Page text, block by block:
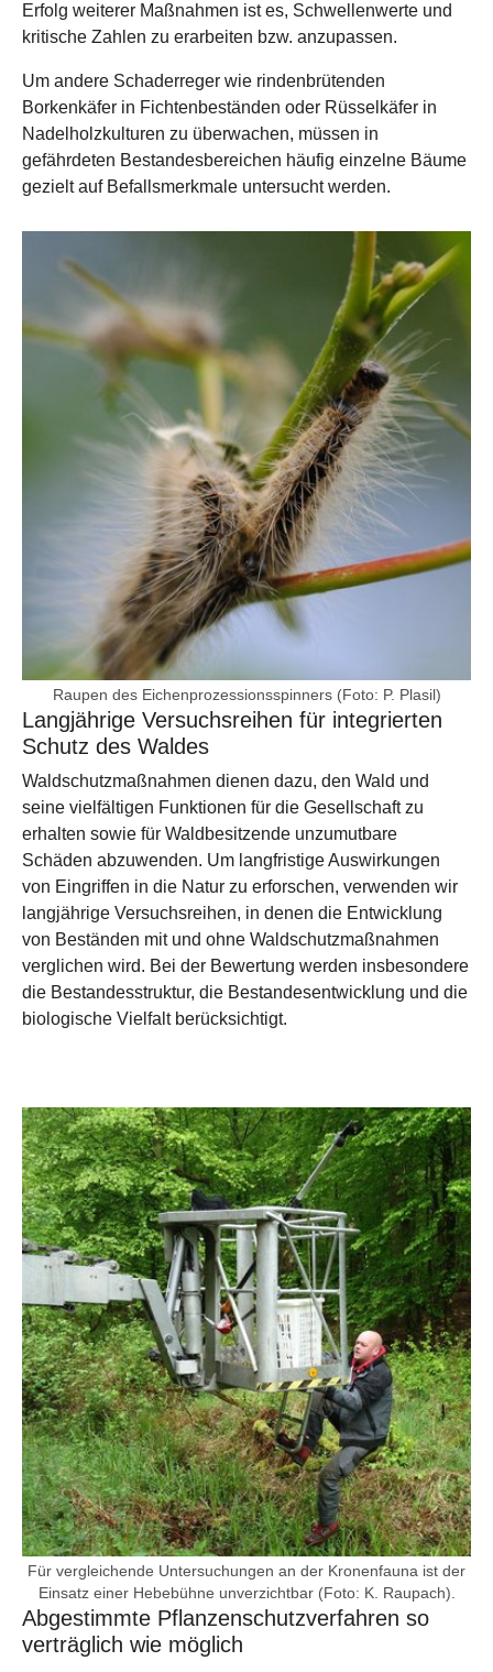
Erfolg weiterer Maßnahmen ist es, Schwellenwerte und
kritische Zahlen zu erarbeiten bzw. anzupassen.
Um andere Schaderreger wie rindenbrütenden
Borkenkäfer in Fichtenbeständen oder Rüsselkäfer in
Nadelholzkulturen zu überwachen, müssen in
gefährdeten Bestandesbereichen häufig einzelne Bäume
gezielt auf Befallsmerkmale untersucht werden.
Raupen des Eichenprozessionsspinners (Foto: P. Plasil)
Langjährige Versuchsreihen für integrierten
Schutz des Waldes
Waldschutzmaßnahmen dienen dazu, den Wald und
seine vielfältigen Funktionen für die Gesellschaft zu
erhalten sowie für Waldbesitzende unzumutbare
Schäden abzuwenden. Um langfristige Auswirkungen
von Eingriffen in die Natur zu erforschen, verwenden wir
langjährige Versuchsreihen, in denen die Entwicklung
von Beständen mit und ohne Waldschutzmaßnahmen
verglichen wird. Bei der Bewertung werden insbesondere
die Bestandesstruktur, die Bestandesentwicklung und die
biologische Vielfalt berücksichtigt.
Für vergleichende Untersuchungen an der Kronenfauna ist der
Einsatz einer Hebebühne unverzichtbar (Foto: K. Raupach).
Abgestimmte Pflanzenschutzverfahren so
verträglich wie möglich